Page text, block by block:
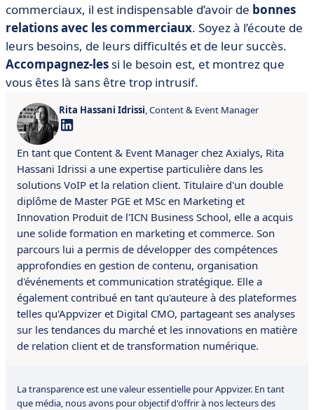
commerciaux, il est indispensable d’avoir de bonnes
relations avec les commerciaux. Soyez à l’écoute de
leurs besoins, de leurs difficultés et de leur succès.
Accompagnez-les si le besoin est, et montrez que
vous êtes là sans être trop intrusif.
Rita Hassani Idrissi, Content & Event Manager
En tant que Content & Event Manager chez Axialys, Rita
Hassani Idrissi a une expertise particulière dans les
solutions VoIP et la relation client. Titulaire d'un double
diplôme de Master PGE et MSc en Marketing et
Innovation Produit de l'ICN Business School, elle a acquis
une solide formation en marketing et commerce. Son
parcours lui a permis de développer des compétences
approfondies en gestion de contenu, organisation
d'événements et communication stratégique. Elle a
également contribué en tant qu'auteure à des plateformes
telles qu'Appvizer et Digital CMO, partageant ses analyses
sur les tendances du marché et les innovations en matière
de relation client et de transformation numérique.
La transparence est une valeur essentielle pour Appvizer. En tant
que média, nous avons pour objectif d'offrir à nos lecteurs des